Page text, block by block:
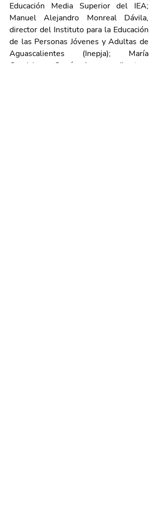
Educación Media Superior del IEA;
Manuel Alejandro Monreal Dávila,
director del Instituto para la Educación
de las Personas Jóvenes y Adultas de
Aguascalientes (Inepja); María
Guadalupe García Arenas, directora